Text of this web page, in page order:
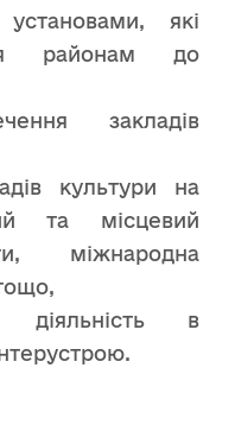
які
районам до
закладів
культури на
та місцевий
міжнародна
діяльність в